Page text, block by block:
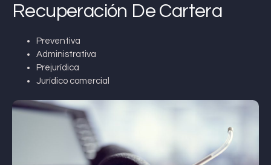
Recuperación De Cartera
Preventiva
Administrativa
Prejurídica
Jurídico comercial